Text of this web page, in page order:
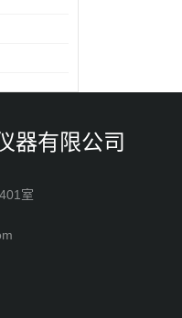
器有限公司
室